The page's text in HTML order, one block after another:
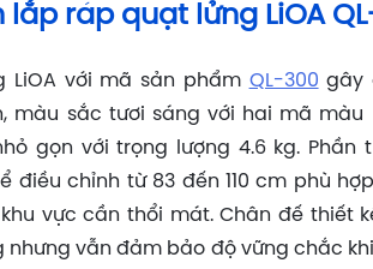
lắp ráp quạt lửng LiOA
LiOA với mã sản phẩm QL-300 gây
màu sắc tươi sáng với hai mã
gọn với trọng lượng 4.6 kg. Phần
điều chỉnh từ 83 đến 110 cm phù
vực cần thổi mát. Chân đế thiết
nhưng vẫn đảm bảo độ vững chắc